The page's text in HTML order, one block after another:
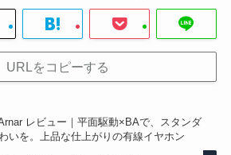
URLをコピーする
レビュー｜平面駆動×BAで、スタンダ
いを。上品な仕上がりの有線イヤホン